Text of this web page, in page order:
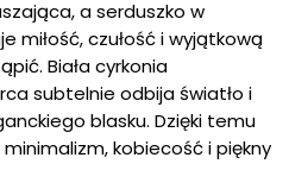
a serduszko w
miłość, czułość i wyjątkową
Biała cyrkonia
subtelnie odbija światło i
blasku. Dzięki temu
kobiecość i piękny